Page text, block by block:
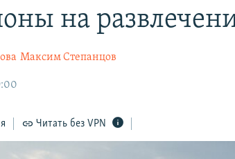
на
Максим Степанцов
Читать без VPN